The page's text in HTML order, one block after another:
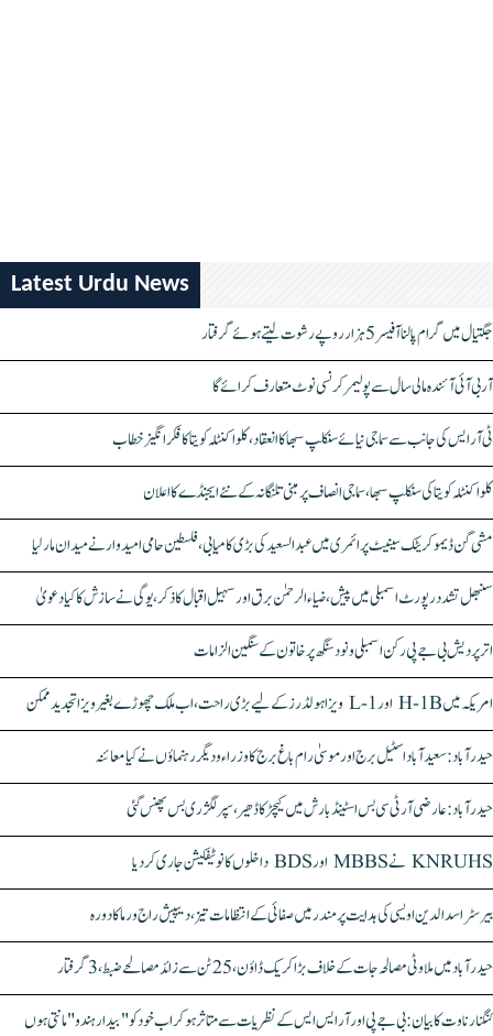
Latest Urdu News
جگتیال میں گرام پالنا آفیسر 5 ہزار روپے رشوت لیتے ہوئے گرفتار
آر بی آئی آئندہ مالی سال سے پولیمر کرنسی نوٹ متعارف کرائے گا
ٹی آر ایس کی جانب سے سماجی نیائے سنکلپ سبھا کا انعقاد، کلواکنٹلہ کویتا کا فکر انگیز خطاب
کلواکنٹلہ کویتا کی سنکلپ سبھا، سماجی انصاف پر مبنی تلنگانہ کے نئے ایجنڈے کا اعلان
مشی گن ڈیموکریٹک سینیٹ پرائمری میں عبدالسعید کی بڑی کامیابی، فلسطین حامی امیدوار نے میدان مار لیا
سنبھل تشدد رپورٹ اسمبلی میں پیش، ضیاء الرحمٰن برق اور سہیل اقبال کا ذکر، یوگی نے سازش کا کیا دعویٰ
اتر پردیش بی جے پی رکن اسمبلی ونود سنگھ پر خاتون کے سنگین الزامات
امریکہ میں H-1B اور L-1 ویزا ہولڈرز کے لیے بڑی راحت، اب ملک چھوڑے بغیر ویزا تجدید ممکن
حیدرآباد: سعیدآباد اسٹیل برج اور موسیٰ رام باغ برج کا وزراء و دیگر رہنماؤں نے کیا معائنہ
حیدرآباد: عارضی آر ٹی سی بس اسٹینڈ بارش میں کیچڑ کا ڈھیر، سپر لگژری بس پھنس گئی
KNRUHS نے MBBS اور BDS داخلوں کا نوٹیفکیشن جاری کر دیا
بیرسٹر اسدالدین اویسی کی ہدایت پر مندر میں صفائی کے انتظامات تیز، دیپیش راج ورما کا دورہ
حیدرآباد میں ملاوٹی مصالحہ جات کے خلاف بڑا کریک ڈاؤن، 25 ٹن سے زائد مصالحے ضبط، 3 گرفتار
کنگنا رناوت کا بیان: بی جے پی اور آر ایس ایس کے نظریات سے متاثر ہو کر اب خود کو "بیدار ہندو" مانتی ہوں